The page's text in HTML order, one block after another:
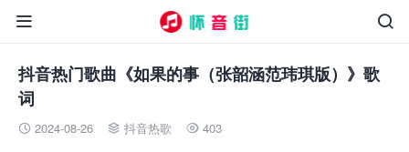


抖音热门歌曲《如果的事（张韶涵范玮琪版）》歌
词
 2024-08-26  抖音热歌  403